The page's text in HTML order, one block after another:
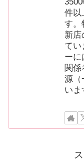
件以
す。
新店
てい
ーに
関係
源（
いま